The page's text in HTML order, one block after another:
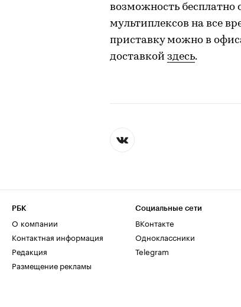
возможность бесплатно
мультиплексов на все
приставку можно в
доставкой здесь.
РБК
О компании
Контактная информация
Редакция
Размещение рекламы
Социальные сети
ВКонтакте
Одноклассники
Telegram